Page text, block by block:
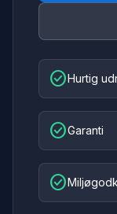
check_circleHurtig
check_circleGaranti
check_circle